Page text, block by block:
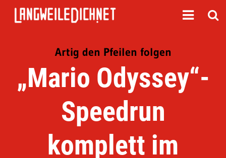
Artig den Pfeilen folgen
„Mario Odyssey“-
Speedrun
komplett im